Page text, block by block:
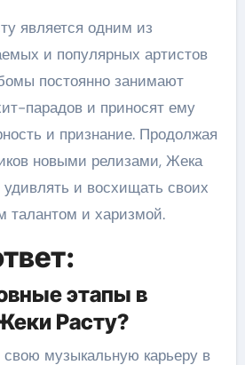
является одним из
и популярных артистов
постоянно занимают
парадов и приносят ему
и признание. Продолжая
новыми релизами, Жека
удивлять и восхищать своих
талантом и харизмой.
этапы в
Расту?
музыкальную карьеру в